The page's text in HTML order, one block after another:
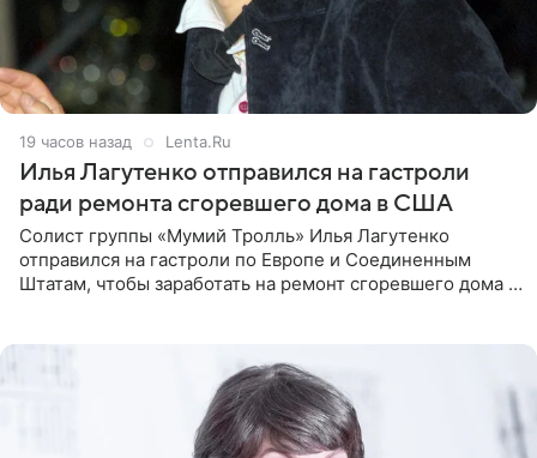
19 часов назад Lenta.Ru
Илья Лагутенко отправился на гастроли
ради ремонта сгоревшего дома в США
Солист группы «Мумий Тролль» Илья Лагутенко
отправился на гастроли по Европе и Соединенным
Штатам, чтобы заработать на ремонт сгоревшего дома в